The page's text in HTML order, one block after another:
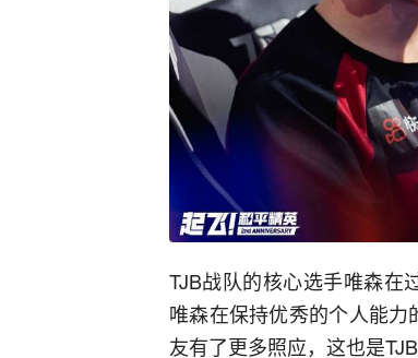
TJB战队的核心选手唯森在
唯森在保持优秀的个人能
友有了更多照应，这也是